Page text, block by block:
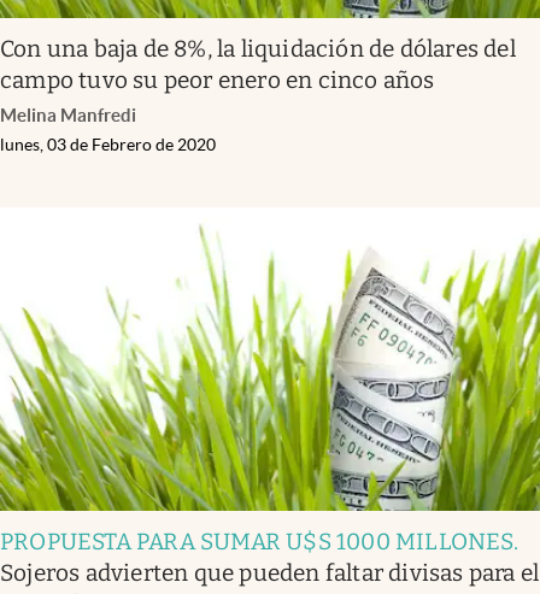
Con una baja de 8%, la liquidación de dólares del
campo tuvo su peor enero en cinco años
Melina Manfredi
lunes, 03 de Febrero de 2020
PROPUESTA PARA SUMAR U$S 1000 MILLONES.
Sojeros advierten que pueden faltar divisas para el